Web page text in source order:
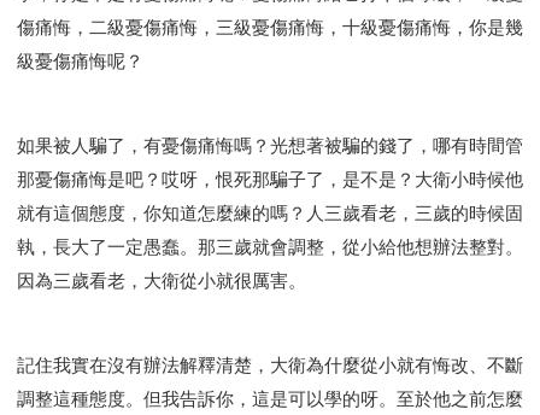
傷痛悔，二級憂傷痛悔，三級憂傷痛悔，十級憂傷痛悔，你是幾
級憂傷痛悔呢？
如果被人騙了，有憂傷痛悔嗎？光想著被騙的錢了，哪有時間管
那憂傷痛悔是吧？哎呀，恨死那騙子了，是不是？大衛小時候他
就有這個態度，你知道怎麼練的嗎？人三歲看老，三歲的時候固
執，長大了一定愚蠢。那三歲就會調整，從小給他想辦法整對。
因為三歲看老，大衛從小就很厲害。
記住我實在沒有辦法解釋清楚，大衛為什麼從小就有悔改、不斷
調整這種態度。但我告訴你，這是可以學的呀。至於他之前怎麼